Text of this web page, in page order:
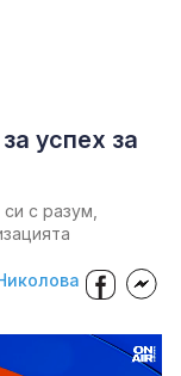
успех за
с разум,